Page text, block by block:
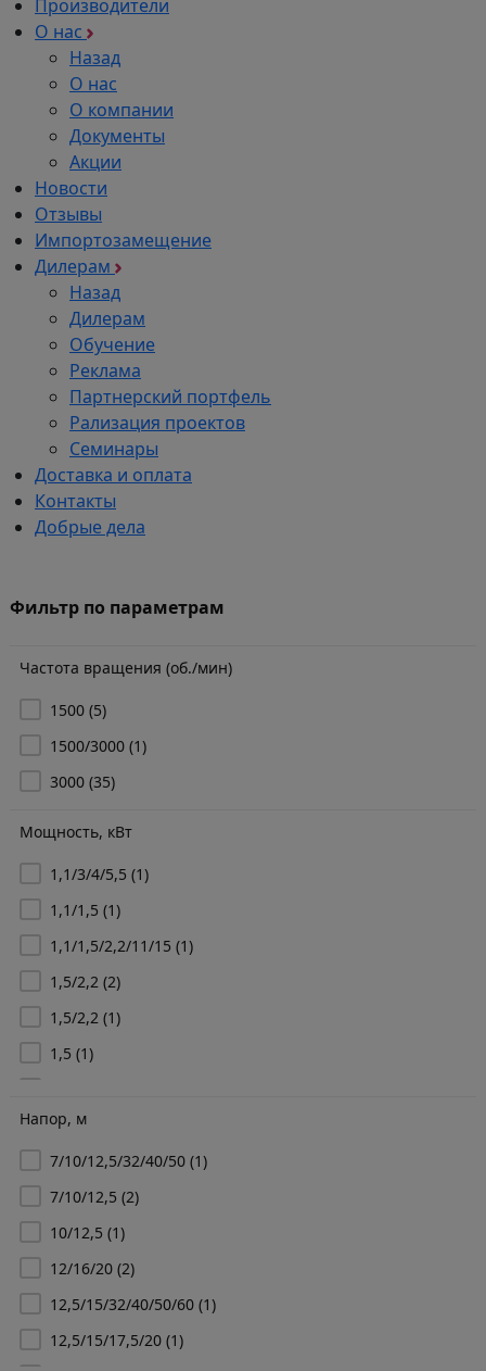
Производители
О нас
Назад
О нас
О компании
Документы
Акции
Новости
Отзывы
Импортозамещение
Дилерам
Назад
Дилерам
Обучение
Реклама
Партнерский портфель
Рализация проектов
Семинары
Доставка и оплата
Контакты
Добрые дела
Фильтр по параметрам
Частота вращения (об./мин)
1500 (5)
1500/3000 (1)
3000 (35)
Мощность, кВт
1,1/3/4/5,5 (1)
1,1/1,5 (1)
1,1/1,5/2,2/11/15 (1)
1,5/2,2 (2)
1,5/2,2 (1)
1,5 (1)
2,2/3/4
2,2/3/11(1)
2,2(2)
3/4/5,5 (2)
4/5,5(1)
5,5/7,7/18,5(1)
5,5/7,5(2)
Напор, м
7/10/12,5/32/40/50 (1)
7/10/12,5 (2)
10/12,5 (1)
12/16/20 (2)
12,5/15/32/40/50/60 (1)
12,5/15/17,5/20 (1)